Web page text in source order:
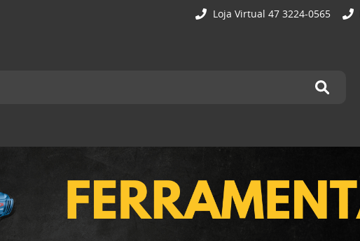
Loja Virtual 47 3224-0565